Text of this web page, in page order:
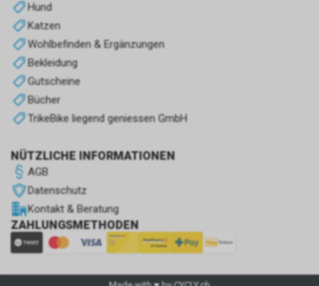
Hund
Katzen
Wohlbefinden & Ergänzungen
Bekleidung
Gutscheine
Bücher
TrikeBike liegend geniessen GmbH
NÜTZLICHE INFORMATIONEN
AGB
Datenschutz
Kontakt & Beratung
ZAHLUNGSMETHODEN